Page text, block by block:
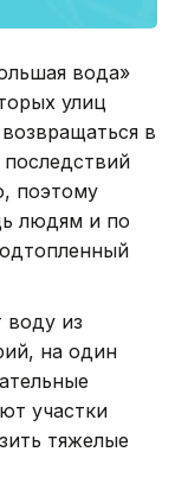
вода»
улиц
в
поэтому
людям и по
воду из
на один
участки
тяжелые